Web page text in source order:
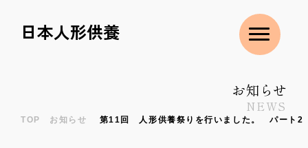
日本人形供養
ご
お知らせ
NEWS
TOP お知らせ 第11回 人形供養祭りを行いました。 パート2